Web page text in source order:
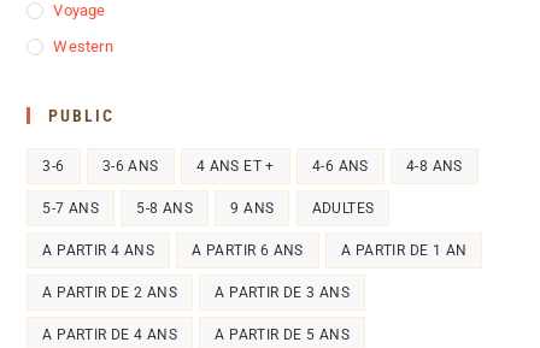
Voyage
Western
PUBLIC
3-6 3-6 ANS 4 ANS ET + 4-6 ANS 4-8 ANS
5-7 ANS 5-8 ANS 9 ANS ADULTES
A PARTIR 4 ANS A PARTIR 6 ANS A PARTIR DE 1 AN
A PARTIR DE 2 ANS A PARTIR DE 3 ANS
A PARTIR DE 4 ANS A PARTIR DE 5 ANS